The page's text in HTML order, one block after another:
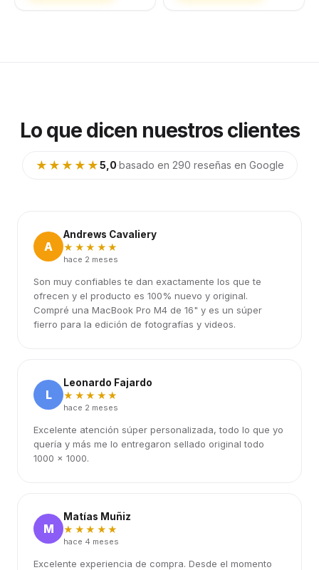
Lo que dicen nuestros clientes
★★★★★5,0·basado en 290 reseñas en Google
A
Andrews Cavaliery
★★★★★
hace 2 meses
Son muy confiables te dan exactamente los que te
ofrecen y el producto es 100% nuevo y original.
Compré una MacBook Pro M4 de 16" y es un súper
fierro para la edición de fotografías y videos.
L
Leonardo Fajardo
★★★★★
hace 2 meses
Excelente atención súper personalizada, todo lo que yo
quería y más me lo entregaron sellado original todo
1000 x 1000.
M
Matías Muñiz
★★★★★
hace 4 meses
Excelente experiencia de compra. Desde el momento